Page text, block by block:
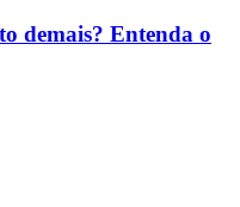
demais? Entenda o